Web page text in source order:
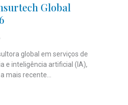
Global
global em serviços de
e inteligência artificial (IA),
mais recente...